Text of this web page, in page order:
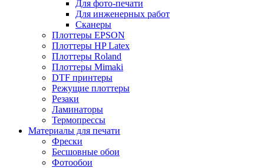
Для фото-печати
Для инженерных работ
Сканеры
Плоттеры EPSON
Плоттеры HP Latex
Плоттеры Roland
Плоттеры Mimaki
DTF принтеры
Режущие плоттеры
Резаки
Ламинаторы
Термопрессы
Материалы для печати
Фрески
Бесшовные обои
Фотообои